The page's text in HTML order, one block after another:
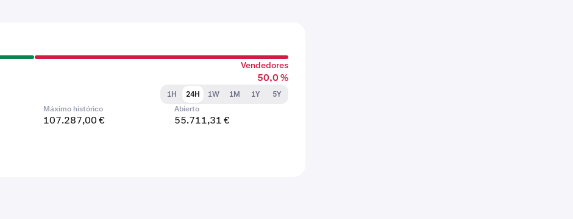
Vendedores
50,0 %
1H 24H 1W 1M 1Y
5Y
Máximo histórico
107.287,00 €
Abierto
55.711,31 €